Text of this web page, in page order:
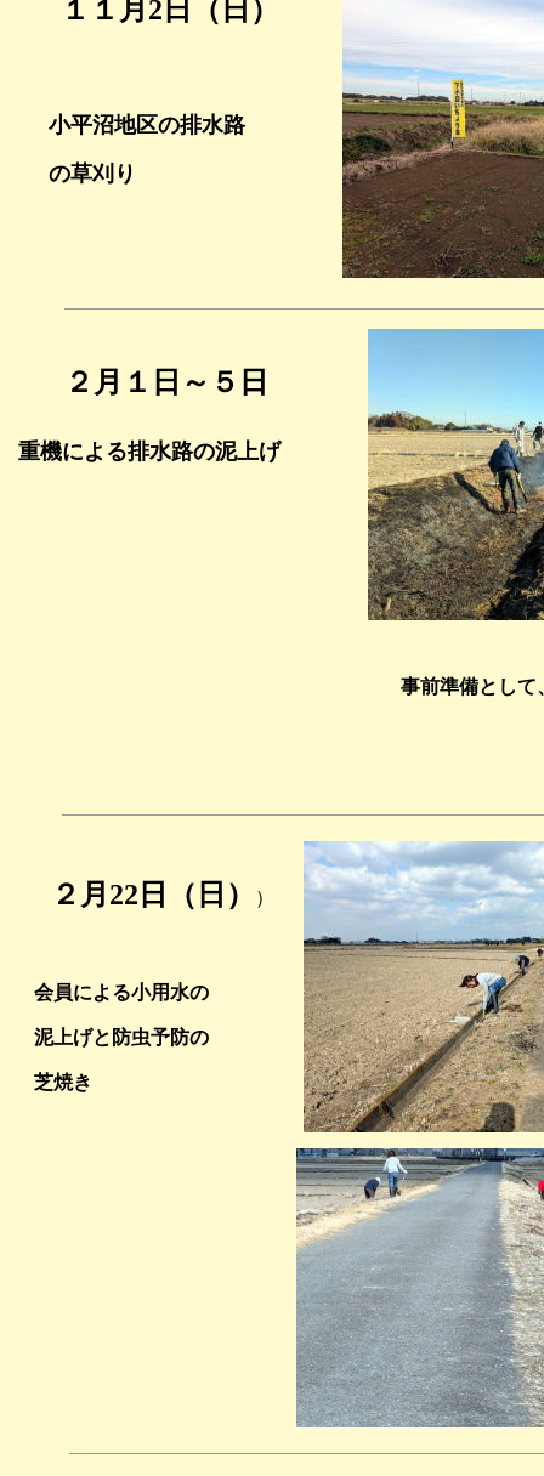
重機による排水路の泥上げ
小平沼地区の排水路
の草刈り
２月22日 （日） ）
１１月2日（日）
事前準備として
２月１日～５日
会員による小用水の
泥上げと防虫予防の
芝焼き